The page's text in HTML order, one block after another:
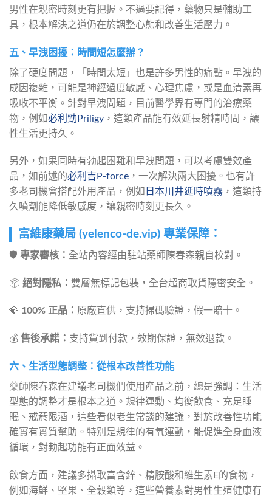
男性在親密時刻更有把握。不過要記得，藥物只是輔助工
具，根本解決之道仍在於調整心態和改善生活壓力。
五、早洩困擾：時間短怎麼辦？
除了硬度問題，「時間太短」也是許多男性的痛點。早洩的
成因複雜，可能是神經過度敏感、心理焦慮，或是血清素再
吸收不平衡。針對早洩問題，目前醫學界有專門的治療藥
物，例如必利勁Priligy ，這類產品能有效延長射精時間，讓
性生活更持久。
另外，如果同時有勃起困難和早洩問題，可以考慮雙效產
品，如前述的必利吉P-force ，一次解決兩大困擾。也有許
多老司機會搭配外用產品，例如 日本川井延時噴霧 ，這類持
久噴劑能降低敏感度，讓親密時刻更長久。
富維康藥局 (yelenco-de.vip) 專業保障：
🛡️ 專家審核： 全站內容經由駐站藥師陳春森親自校對。
📦 絕對隱私： 雙層無標記包裝，全台超商取貨隱密安全。
💎 100% 正品： 原廠直供，支持掃碼驗證，假一賠十。
💰 售後承諾： 支持貨到付款，效期保證，無效退款。
六、生活型態調整：從根本改善性功能
藥師陳春森在建議老司機們使用產品之前，總是強調：生活
型態的調整才是根本之道。規律運動、均衡飲食、充足睡
眠、戒菸限酒，這些看似老生常談的建議，對於改善性功能
確實有實質幫助。特別是規律的有氧運動，能促進全身血液
循環，對勃起功能有正面效益。
飲食方面，建議多攝取富含鋅、精胺酸和維生素E的食物，
例如海鮮、堅果、全穀類等，這些營養素對男性生殖健康有